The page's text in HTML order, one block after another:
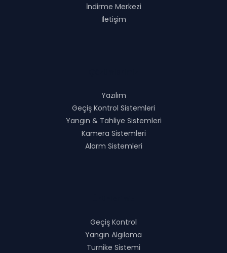
İndirme Merkezi
İletişim
Yazılım
Geçiş Kontrol Sistemleri
Yangın & Tahliye Sistemleri
Kamera Sistemleri
Alarm Sistemleri
Geçiş Kontrol
Yangın Algılama
Turnike Sistemi